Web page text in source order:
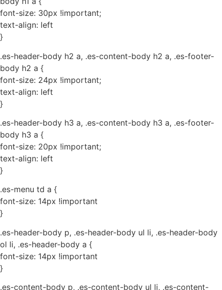
font-size: 30px !important;
text-align: left
}
.es-header-body h2 a, .es-content-body h2 a, .es-footer-
body h2 a {
font-size: 24px !important;
text-align: left
}
.es-header-body h3 a, .es-content-body h3 a, .es-footer-
body h3 a {
font-size: 20px !important;
text-align: left
}
.es-menu td a {
font-size: 14px !important
}
.es-header-body p, .es-header-body ul li, .es-header-body
ol li, .es-header-body a {
font-size: 14px !important
}
.es-content-body p, .es-content-body ul li, .es-content-